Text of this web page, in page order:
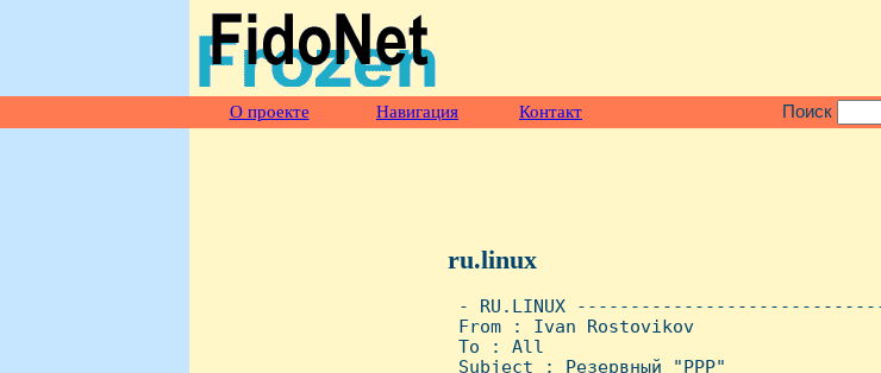
О проекте Навигация Контакт Поиск
ru.linux
- RU.LINUX
From : Ivan Rostovikov
To : All
Subject : Резервный "PPP"